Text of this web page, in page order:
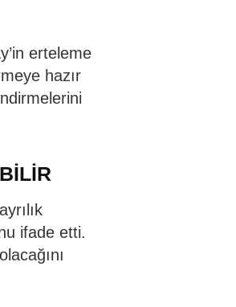
erteleme
hazır
ifade etti.